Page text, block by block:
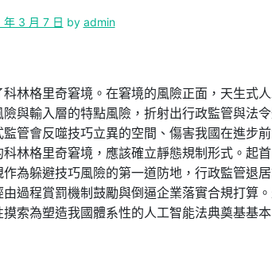
年 3 月 7 日 by admin
林格里奇窘境。在窘境的風險正面，天生式
與輸入層的特點風險，折射出行政監管與法
管會反噬技巧立異的空間、傷害我國在進步
林格里奇窘境，應該確立靜態規制形式。起
為躲避技巧風險的第一道防地，行政監管退
過程賞罰機制鼓勵與倒逼企業落實合規打算
索為塑造我國體系性的人工智能法典奠基基本